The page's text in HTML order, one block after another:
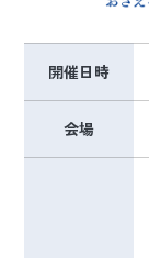
開催日時
会場